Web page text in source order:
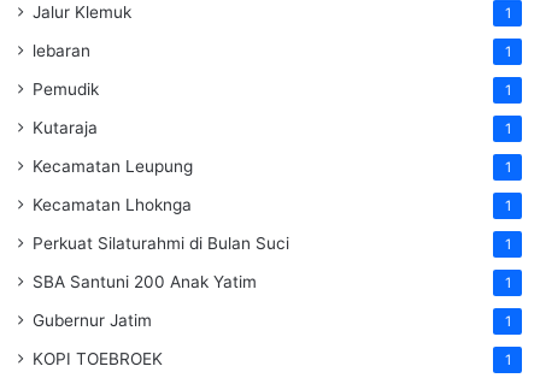
Jalur Klemuk 1
lebaran 1
Pemudik 1
Kutaraja 1
Kecamatan Leupung 1
Kecamatan Lhoknga 1
Perkuat Silaturahmi di Bulan Suci 1
SBA Santuni 200 Anak Yatim 1
Gubernur Jatim 1
KOPI TOEBROEK 1